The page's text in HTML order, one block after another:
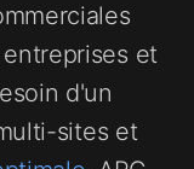
et
d'un
sites et